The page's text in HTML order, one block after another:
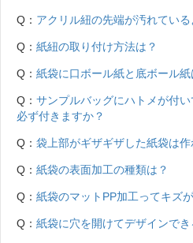
Q： アクリル紐の先端が汚れてい
Q： 紙紐の取り付け方法は？
Q： 紙袋に口ボール紙と底ボール紙
Q： サンプルバッグにハトメが付
必ず付きますか？
Q： 袋上部がギザギザした紙袋は作
Q： 紙袋の表面加工の種類は？
Q： 紙袋のマットPP加工ってキズ
Q： 紙袋に穴を開けてデザインでき